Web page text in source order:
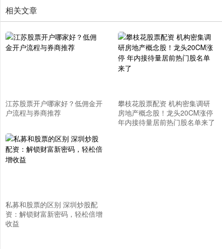
相关文章
江苏股票开户哪家好？低佣金开
户流程与券商推荐
攀枝花股票配资 机构密集调研
房地产概念股！龙头20CM涨停
年内接待量居前热门股名单来了
私募和股票的区别 深圳炒股配
资：解锁财富新密码，轻松倍增
收益